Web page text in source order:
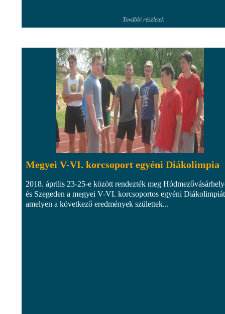
További részletek
Megyei V-VI. korcsoport egyéni Diákolimpia
2018. április 23-25-e között rendezték meg
és Szegeden a megyei V-VI. korcsoportos egyéni
amelyen a következő eredmények születtek...